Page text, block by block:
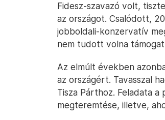
Fidesz-szavazó volt,
az országot. Csalódott,
jobboldali-konzervatív
nem tudott volna
Az elmúlt években
az országért. Tavasszal
Tisza Párthoz. Feladata
megteremtése, illetve,